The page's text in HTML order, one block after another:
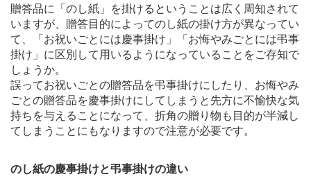
贈答品に「のし紙」を掛けるということは広く周知されて
いますが、贈答目的によってのし紙の掛け方が異なってい
て、「お祝いごとには慶事掛け」「お悔やみごとには弔事
掛け」に区別して用いるようになっていることをご存知で
しょうか。
誤ってお祝いごとの贈答品を弔事掛けにしたり、お悔やみ
ごとの贈答品を慶事掛けにしてしまうと先方に不愉快な気
持ちを与えることになって、折角の贈り物も目的が半減し
てしまうことにもなりますので注意が必要です。
のし紙の慶事掛けと弔事掛けの違い